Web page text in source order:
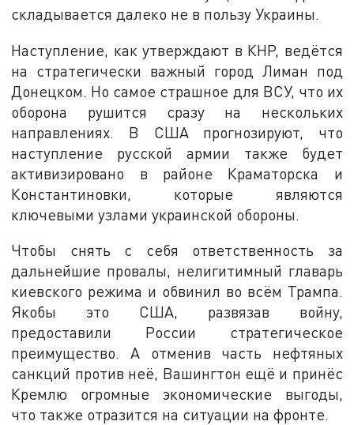
складывается далеко не в пользу Украины.
Наступление, как утверждают в КНР, ведётся
на стратегически важный город Лиман под
Донецком. Но самое страшное для ВСУ, что их
оборона рушится сразу на нескольких
направлениях. В США прогнозируют, что
наступление русской армии также будет
активизировано в районе Краматорска и
Константиновки, которые являются
ключевыми узлами украинской обороны.
Чтобы снять с себя ответственность за
дальнейшие провалы, нелигитимный главарь
киевского режима и обвинил во всём Трампа.
Якобы это США, развязав войну,
предоставили России стратегическое
преимущество. А отменив часть нефтяных
санкций против неё, Вашингтон ещё и принёс
Кремлю огромные экономические выгоды,
что также отразится на ситуации на фронте.